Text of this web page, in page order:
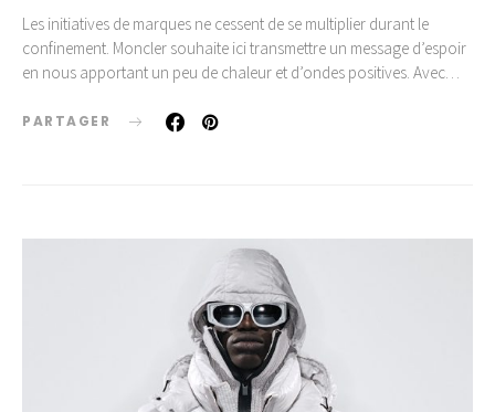
Les initiatives de marques ne cessent de se multiplier durant le
confinement. Moncler souhaite ici transmettre un message d’espoir
en nous apportant un peu de chaleur et d’ondes positives. Avec…
PARTAGER